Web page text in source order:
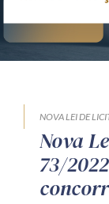
NOVA LEI DE
Nova
73/